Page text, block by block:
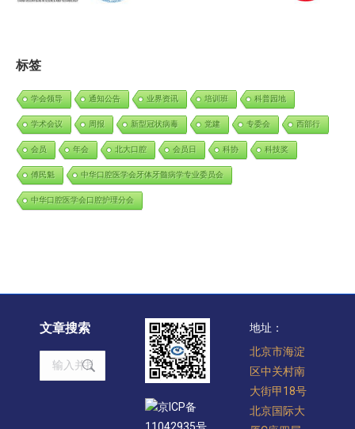
标签
学会领导 通知公告 业界资讯 培训班 科普园地
学术会议 周报 新型冠状病毒 党建 专委会 西部行
会员 年会 北大口腔 会员日 科协 科技奖
傅民魁 中华口腔医学会牙体牙髓病学专业委员会
中华口腔医学会口腔护理分会
文章搜索
Search:
京ICP备
地址：
北京市海淀
区中关村南
大街甲18号
北京国际大